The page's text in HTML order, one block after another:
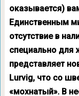
оказывается)
Единственным
отсутствие в
специально для
представляет
Lurvig, что со
«мохнатый». В